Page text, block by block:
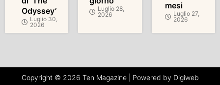
Odyssey’
Luglio 30,
2026
Luglio 28,
2026
mesi
Luglio 27,
2026
Copyright © 2026 Ten Magazine | Powered by Digiweb